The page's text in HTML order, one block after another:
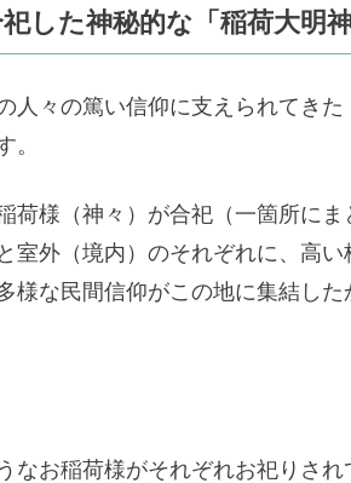
した神秘的な「稲荷大明神
人々の篤い信仰に支えられてきた
。
荷様（神々）が合祀（一箇所にま
室外（境内）のそれぞれに、高い
様な民間信仰がこの地に集結した
なお稲荷様がそれぞれお祀りされ